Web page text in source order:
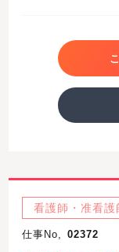
看護師・准看護
仕事No, 02372